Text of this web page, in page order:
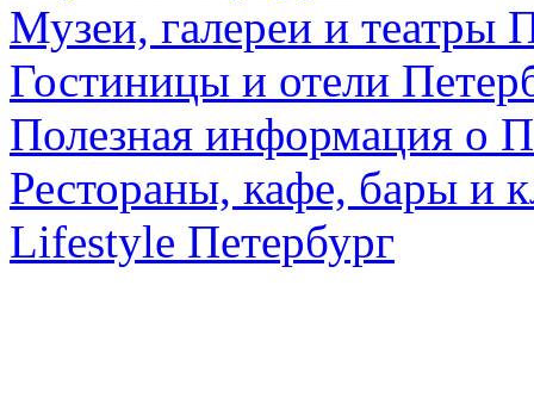
Музеи, галереи и театры
Гостиницы и отели
Полезная информация о
Рестораны, кафе, бары и
Lifestyle Петербург